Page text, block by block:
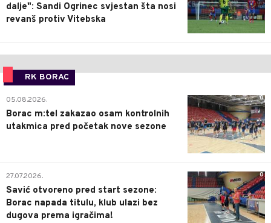
dalje": Sandi Ogrinec svjestan šta nosi
revanš protiv Vitebska
RK BORAC
0
05.08.2026.
Borac m:tel zakazao osam kontrolnih
utakmica pred početak nove sezone
0
27.07.2026.
Savić otvoreno pred start sezone:
Borac napada titulu, klub ulazi bez
dugova prema igračima!